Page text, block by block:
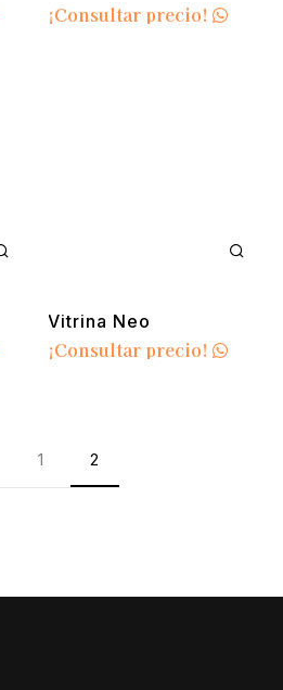
¡Consultar precio!
Vitrina Neo
¡Consultar precio!
1 2